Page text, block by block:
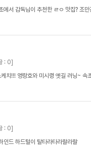
서 감독님이 추천한 ㄹㅇ 맛집? 조
: 0]
치!!! 영랑호와 미시령 옛길 러닝~ 속
: 0]
인드 하드털이 탈타라타라랄라랄